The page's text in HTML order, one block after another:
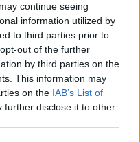
continue seeing
information utilized by
to third parties prior to
out of the further
by third parties on the
This information may
on the IAB’s List of
further disclose it to other